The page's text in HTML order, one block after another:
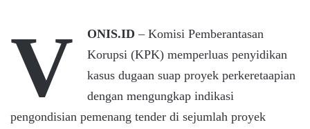
V ONIS.ID – Komisi Pemberantasan
Korupsi (KPK) memperluas penyidikan
kasus dugaan suap proyek perkeretaapian
dengan mengungkap indikasi
pengondisian pemenang tender di sejumlah proyek